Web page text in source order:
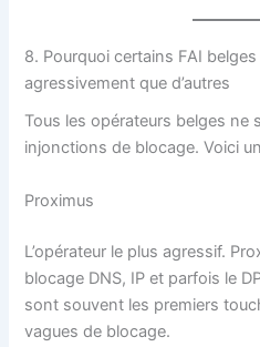
8. Pourquoi certains FAI
agressivement que d’autres
Tous les opérateurs belges ne
injonctions de blocage. Voici
Proximus
L’opérateur le plus agressif.
blocage DNS, IP et parfois le
sont souvent les premiers
vagues de blocage.